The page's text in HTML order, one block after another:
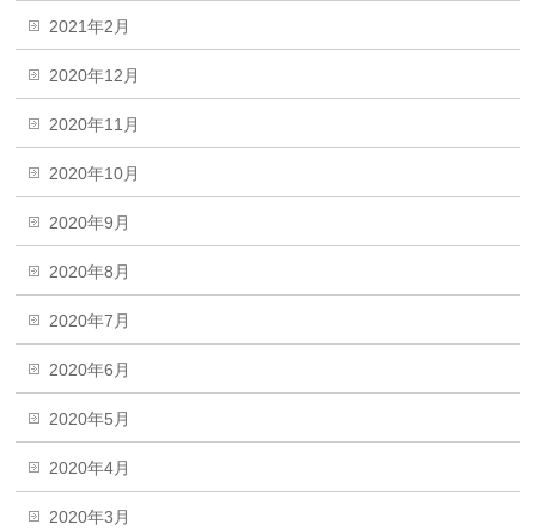
2021年2月
2020年12月
2020年11月
2020年10月
2020年9月
2020年8月
2020年7月
2020年6月
2020年5月
2020年4月
2020年3月